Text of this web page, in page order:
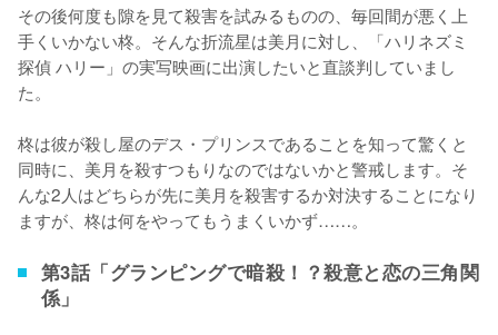
その後何度も隙を見て殺害を試みるものの、毎回間が悪く上
手くいかない柊。そんな折流星は美月に対し、「ハリネズミ
探偵 ハリー」の実写映画に出演したいと直談判していまし
た。
柊は彼が殺し屋のデス・プリンスであることを知って驚くと
同時に、美月を殺すつもりなのではないかと警戒します。そ
んな2人はどちらが先に美月を殺害するか対決することになり
ますが、柊は何をやってもうまくいかず……。
第3話「グランピングで暗殺！？殺意と恋の三角関
係」